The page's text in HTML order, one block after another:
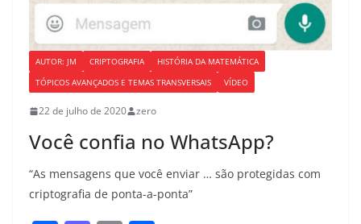
AUTOR: JM CRIPTOGRAFIA
HISTÓRIA DA MATEMÁTICA
TÓPICOS AVANÇADOS E TEMAS TRANSVERSAIS
VÍDEO
22 de julho de 2020 zero
Você confia no WhatsApp?
“As mensagens que você enviar … são protegidas com
criptografia de ponta-a-ponta”